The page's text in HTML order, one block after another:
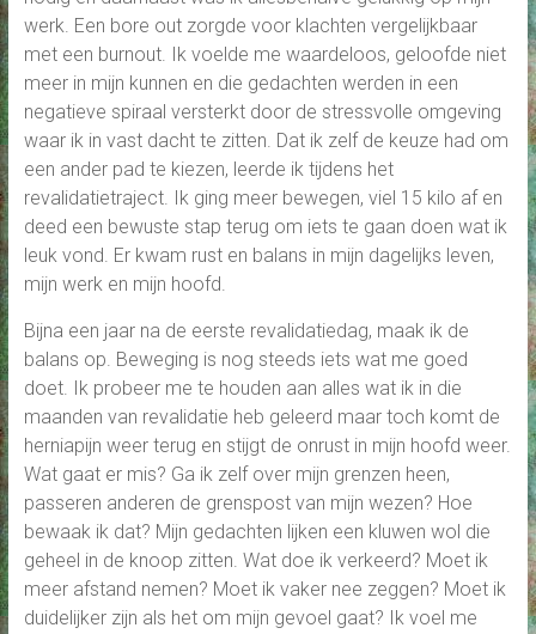
werk. Een bore out zorgde voor klachten vergelijkbaar
met een burnout. Ik voelde me waardeloos, geloofde niet
meer in mijn kunnen en die gedachten werden in een
negatieve spiraal versterkt door de stressvolle omgeving
waar ik in vast dacht te zitten. Dat ik zelf de keuze had om
een ander pad te kiezen, leerde ik tijdens het
revalidatietraject. Ik ging meer bewegen, viel 15 kilo af en
deed een bewuste stap terug om iets te gaan doen wat ik
leuk vond. Er kwam rust en balans in mijn dagelijks leven,
mijn werk en mijn hoofd.
Bijna een jaar na de eerste revalidatiedag, maak ik de
balans op. Beweging is nog steeds iets wat me goed
doet. Ik probeer me te houden aan alles wat ik in die
maanden van revalidatie heb geleerd maar toch komt de
herniapijn weer terug en stijgt de onrust in mijn hoofd weer.
Wat gaat er mis? Ga ik zelf over mijn grenzen heen,
passeren anderen de grenspost van mijn wezen? Hoe
bewaak ik dat? Mijn gedachten lijken een kluwen wol die
geheel in de knoop zitten. Wat doe ik verkeerd? Moet ik
meer afstand nemen? Moet ik vaker nee zeggen? Moet ik
duidelijker zijn als het om mijn gevoel gaat? Ik voel me